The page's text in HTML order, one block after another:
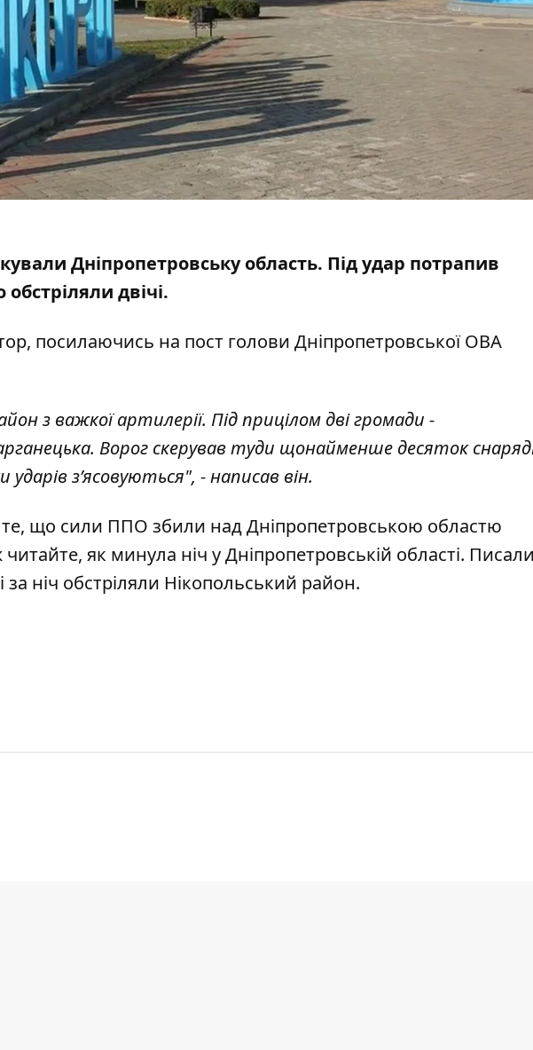
Дніпропетровську область. Під удар потрапив
двічі.
посилаючись на пост голови Дніпропетровської ОВА
з важкої артилерії. Під прицілом дві громади -
Ворог скерував туди щонайменше десяток
з’ясовуються", - написав він.
що сили ППО збили над Дніпропетровською областю
читайте, як минула ніч у Дніпропетровській області. Писали
за ніч обстріляли Нікопольський район.